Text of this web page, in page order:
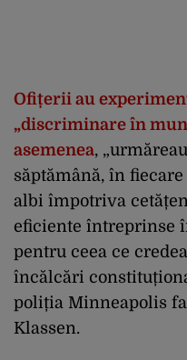
Ofițerii au
„discriminare în
asemenea,
săptămână, în
albi împotriva
eficiente întreprinse
pentru ceea ce
încălcări
poliția Minneapolis
Klassen.